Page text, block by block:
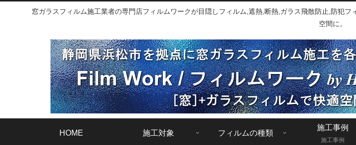
窓ガラスフィルム施工業者の専門店フィルムワークが目隠しフィルム,遮熱,断熱,ガラス飛散防止,防犯
空間に。
HOME 施工対象 フィルムの種類
施工事例
施工事例